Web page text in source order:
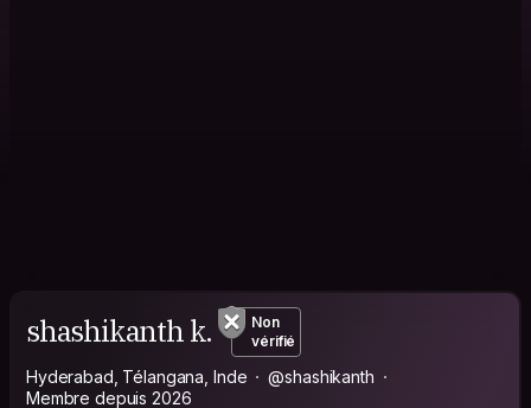
shashikanth k.
Non
vérifié
Hyderabad, Télangana, Inde
@shashikanth
Membre depuis 2026